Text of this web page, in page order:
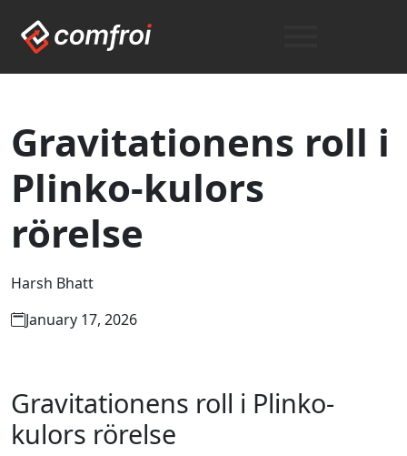
Gravitationens roll i
Plinko-kulors
rörelse
Harsh Bhatt
January 17, 2026
Gravitationens roll i Plinko-
kulors rörelse